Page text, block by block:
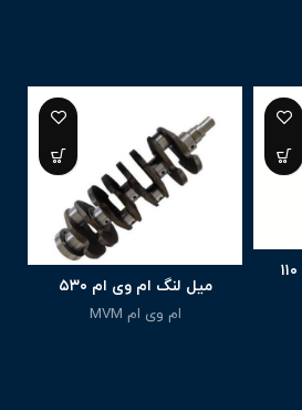
میل لنگ ام وی ام ۵۳۰
ام وی ام MVM